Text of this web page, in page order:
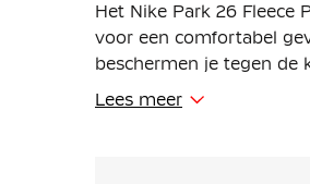
Het Nike Park 26
voor een comfortabel
beschermen je tegen
voor essentials.
Lees meer